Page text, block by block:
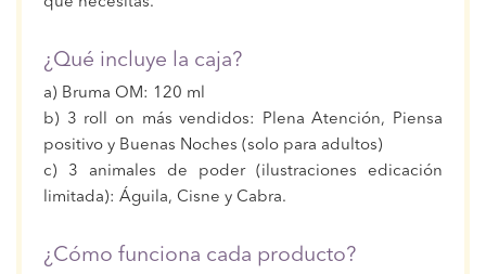
¿Qué incluye la caja?
a) Bruma OM: 120 ml
b) 3 roll on más vendidos: Plena Atención, Piensa
positivo y Buenas Noches (solo para adultos)
c) 3 animales de poder (ilustraciones edicación
limitada): Águila, Cisne y Cabra.
¿Cómo funciona cada producto?